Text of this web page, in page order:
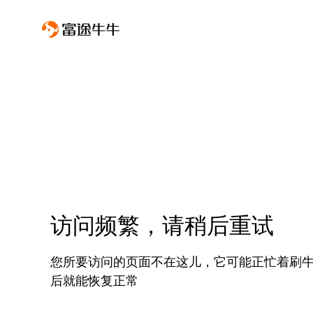
访问频繁，请稍后重试
您所要访问的页面不在这儿，它可能正忙着刷
后就能恢复正常